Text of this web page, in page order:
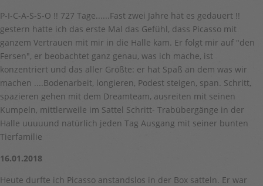
P-I-C-A-S-S-O !! 727 Tage......Fast zwei Jahre hat es gedauert !!
gestern hatte ich das erste Mal das Gefühl, dass Picasso mit
ganzem Vertrauen mit mir in die Halle kam. Er folgt mir auf "den
Fersen", er beobachtet ganz genau, was ich mache, ist
konzentriert und das aller Größte: er hat Spaß an dem was wir
machen ....Bodenarbeit, longieren, Podest steigen, span. Schritt,
spazieren gehen mit dem Dreamteam, ausreiten mit seinen
Kumpeln, mittlerweile im Sattel Schritt- Trabübergänge in der
Halle uuuuund natürlich jeden Tag Ausgang mit seiner bunten
Tierfamilie
16.01.2018
Heute durfte ich Picasso anstandslos in der Box satteln. Er war